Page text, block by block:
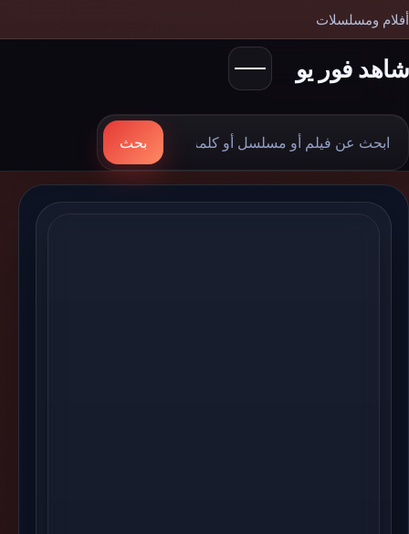
أفلام ومسلسلات
شاهد فور يو
ابحث
بحث